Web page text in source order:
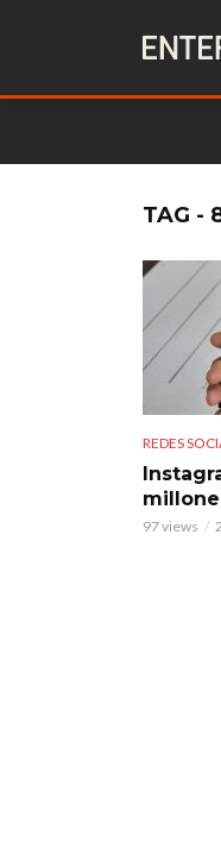
TAG -
REDES
97 views